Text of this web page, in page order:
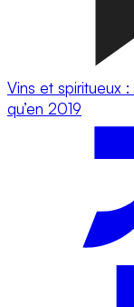
Vins et spiritueux
qu’en 2019